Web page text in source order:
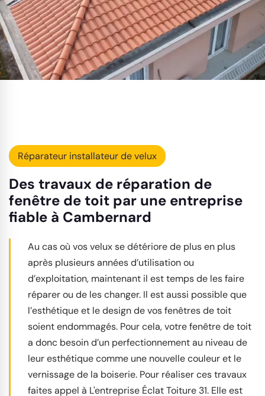
Réparateur installateur de velux
Des travaux de réparation de
fenêtre de toit par une entreprise
fiable à Cambernard
Au cas où vos velux se détériore de plus en plus
après plusieurs années d’utilisation ou
d’exploitation, maintenant il est temps de les faire
réparer ou de les changer. Il est aussi possible que
l’esthétique et le design de vos fenêtres de toit
soient endommagés. Pour cela, votre fenêtre de toit
a donc besoin d’un perfectionnement au niveau de
leur esthétique comme une nouvelle couleur et le
vernissage de la boiserie. Pour réaliser ces travaux
faites appel à L'entreprise Éclat Toiture 31. Elle est